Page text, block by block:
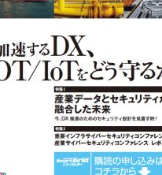
インプレス SmartGrid